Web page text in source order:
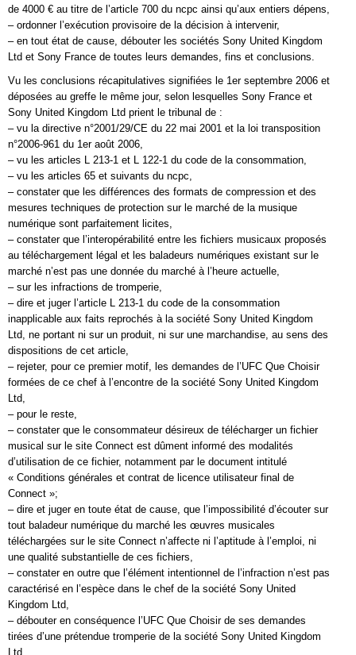
de 4000 € au titre de l’article 700 du ncpc ainsi qu’aux entiers dépens,
– ordonner l’exécution provisoire de la décision à intervenir,
– en tout état de cause, débouter les sociétés Sony United Kingdom
Ltd et Sony France de toutes leurs demandes, fins et conclusions.
Vu les conclusions récapitulatives signifiées le 1er septembre 2006 et
déposées au greffe le même jour, selon lesquelles Sony France et
Sony United Kingdom Ltd prient le tribunal de :
– vu la directive n°2001/29/CE du 22 mai 2001 et la loi transposition
n°2006-961 du 1er août 2006,
– vu les articles L 213-1 et L 122-1 du code de la consommation,
– vu les articles 65 et suivants du ncpc,
– constater que les différences des formats de compression et des
mesures techniques de protection sur le marché de la musique
numérique sont parfaitement licites,
– constater que l’interopérabilité entre les fichiers musicaux proposés
au téléchargement légal et les baladeurs numériques existant sur le
marché n’est pas une donnée du marché à l’heure actuelle,
– sur les infractions de tromperie,
– dire et juger l’article L 213-1 du code de la consommation
inapplicable aux faits reprochés à la société Sony United Kingdom
Ltd, ne portant ni sur un produit, ni sur une marchandise, au sens des
dispositions de cet article,
– rejeter, pour ce premier motif, les demandes de l’UFC Que Choisir
formées de ce chef à l’encontre de la société Sony United Kingdom
Ltd,
– pour le reste,
– constater que le consommateur désireux de télécharger un fichier
musical sur le site Connect est dûment informé des modalités
d’utilisation de ce fichier, notamment par le document intitulé
« Conditions générales et contrat de licence utilisateur final de
Connect »;
– dire et juger en toute état de cause, que l’impossibilité d’écouter sur
tout baladeur numérique du marché les œuvres musicales
téléchargées sur le site Connect n’affecte ni l’aptitude à l’emploi, ni
une qualité substantielle de ces fichiers,
– constater en outre que l’élément intentionnel de l’infraction n’est pas
caractérisé en l’espèce dans le chef de la société Sony United
Kingdom Ltd,
– débouter en conséquence l’UFC Que Choisir de ses demandes
tirées d’une prétendue tromperie de la société Sony United Kingdom
Ltd,